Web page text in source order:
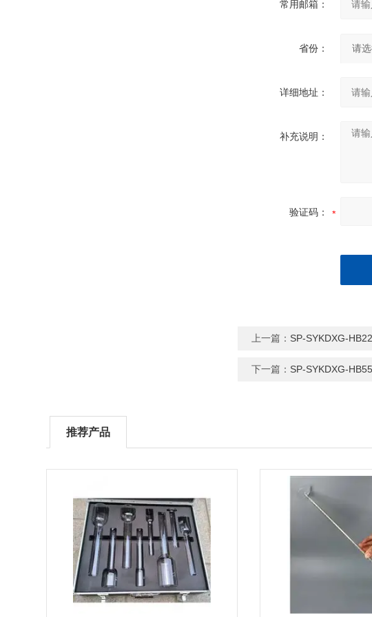
常用邮箱：
省份：
详细地址：
补充说明：
验证码：
上一篇： SP-SYKDXG-
下一篇： SP-SYKDXG-
推荐产品